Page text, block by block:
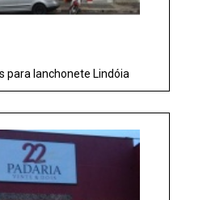
para lanchonete Lindóia